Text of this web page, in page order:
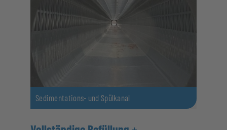
Sedimentations- und Spülkanal